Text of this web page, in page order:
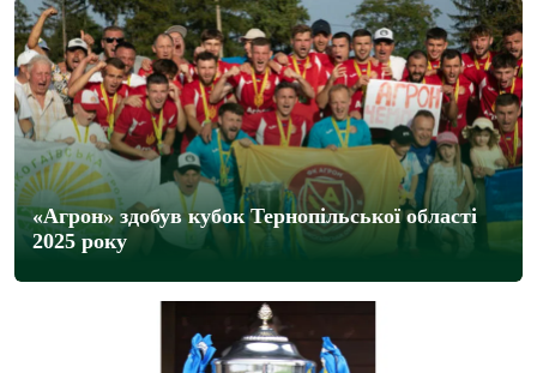
«Агрон» здобув кубок Тернопільської області
2025 року